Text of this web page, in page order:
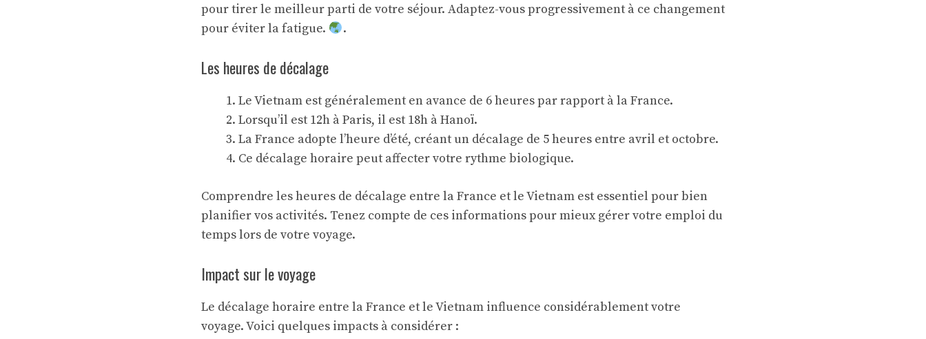
pour tirer le meilleur parti de votre séjour. Adaptez-vous progressivement à ce changement
pour éviter la fatigue.
.
Les heures de décalage
Le Vietnam est généralement en avance de 6 heures par rapport à la France.
Lorsqu’il est 12h à Paris, il est 18h à Hanoï.
La France adopte l’heure d’été, créant un décalage de 5 heures entre avril et octobre.
Ce décalage horaire peut affecter votre rythme biologique.
Comprendre les heures de décalage entre la France et le Vietnam est essentiel pour bien
planifier vos activités. Tenez compte de ces informations pour mieux gérer votre emploi du
temps lors de votre voyage.
Impact sur le voyage
Le décalage horaire entre la France et le Vietnam influence considérablement votre
voyage. Voici quelques impacts à considérer :